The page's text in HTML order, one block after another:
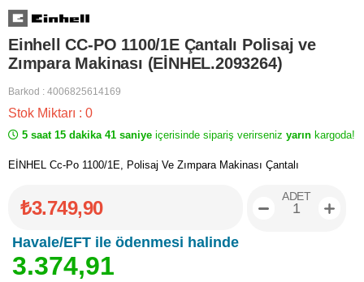
Einhell CC-PO 1100/1E Çantalı Polisaj ve
Zımpara Makinası (EİNHEL.2093264)
Barkod : 4006825614169
Stok Miktarı : 0
5 saat 15 dakika 41 saniye içerisinde sipariş verirseniz yarın kargoda!
EİNHEL Cc-Po 1100/1E, Polisaj Ve Zımpara Makinası Çantalı
₺3.749,90
Havale/EFT ile ödenmesi halinde
3.374,91
ADET